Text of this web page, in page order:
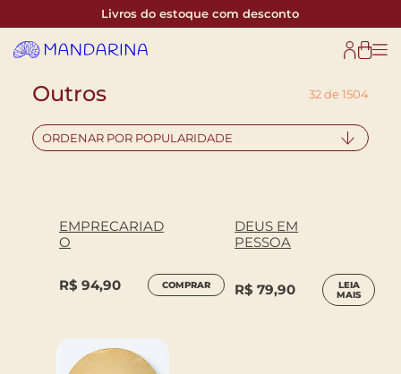
Livros do estoque com desconto
Outros 32 de 1504
ORDENAR POR POPULARIDADE
EMPRECARIAD
O
R$ 94,90 COMPRAR
DEUS EM
PESSOA
R$ 79,90
LEIA
MAIS